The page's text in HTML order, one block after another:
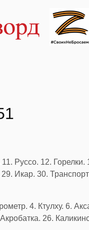
Руссо. 12.
Икар. 30.
4. Ктулху. 6.
26.